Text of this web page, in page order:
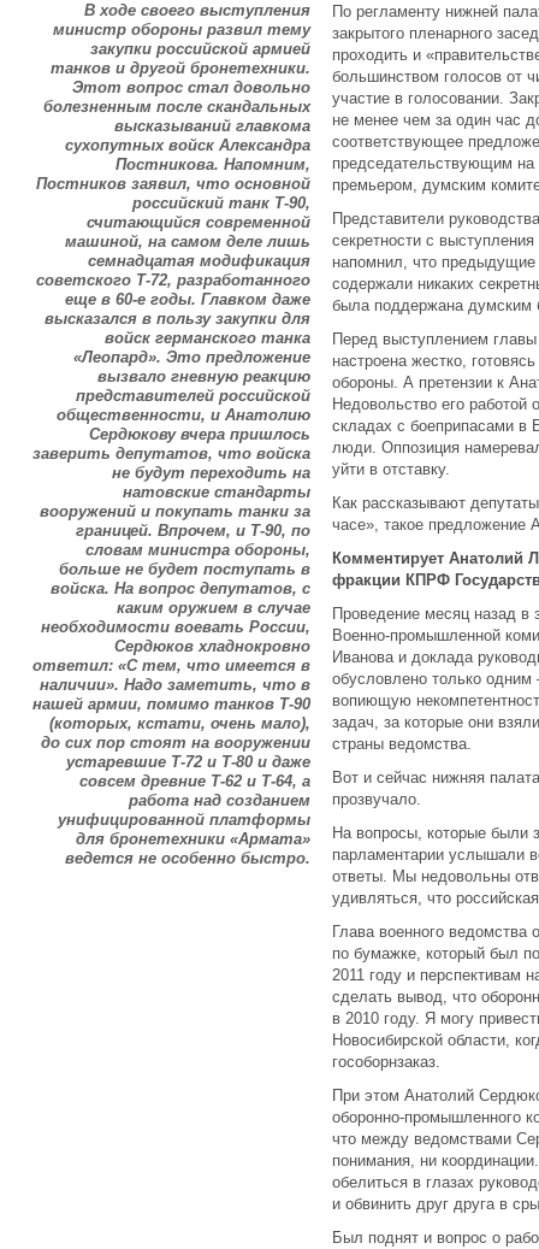
В ходе своего выступления
министр обороны развил тему
закупки российской армией
танков и другой бронетехники.
Этот вопрос стал довольно
болезненным после скандальных
высказываний главкома
сухопутных войск Александра
Постникова. Напомним,
Постников заявил, что основной
российский танк Т-90,
считающийся современной
машиной, на самом деле лишь
семнадцатая модификация
советского Т-72, разработанного
еще в 60-е годы. Главком даже
высказался в пользу закупки для
войск германского танка
«Леопард». Это предложение
вызвало гневную реакцию
представителей российской
общественности, и Анатолию
Сердюкову вчера пришлось
заверить депутатов, что войска
не будут переходить на
натовские стандарты
вооружений и покупать танки за
границей. Впрочем, и Т-90, по
словам министра обороны,
больше не будет поступать в
войска. На вопрос депутатов, с
каким оружием в случае
необходимости воевать России,
Сердюков хладнокровно
ответил: «С тем, что имеется в
наличии». Надо заметить, что в
нашей армии, помимо танков Т-90
(которых, кстати, очень мало),
до сих пор стоят на вооружении
устаревшие Т-72 и Т-80 и даже
совсем древние Т-62 и Т-64, а
работа над созданием
унифицированной платформы
для бронетехники «Армата»
ведется не особенно быстро.
По регламенту нижней
закрытого пленарного
проходить и
большинством голосов от
участие в голосовании.
не менее чем за один час
соответствующее
председательствующим на
премьером, думским
Представители
секретности с
напомнил, что предыдущие
содержали никаких
была поддержана думским
Перед выступлением
настроена жестко,
обороны. А претензии к
Недовольство его работой
складах с боеприпасами в
люди. Оппозиция
уйти в отставку.
Как рассказывают
часе», такое
Комментирует Анатолий
фракции КПРФ
Проведение месяц назад в
Военно-промышленной
Иванова и доклада
обусловлено только
вопиющую
задач, за которые они
страны ведомства.
Вот и сейчас нижняя
прозвучало.
На вопросы, которые были
парламентарии услышали
ответы. Мы недовольны
удивляться, что
Глава военного ведомства
по бумажке, который был
2011 году и перспективам
сделать вывод, что
в 2010 году. Я могу
Новосибирской области,
гособорнзаказ.
При этом Анатолий
оборонно-промышленного
что между ведомствами
понимания, ни
обелиться в глазах
и обвинить друг друга в
Был поднят и вопрос о